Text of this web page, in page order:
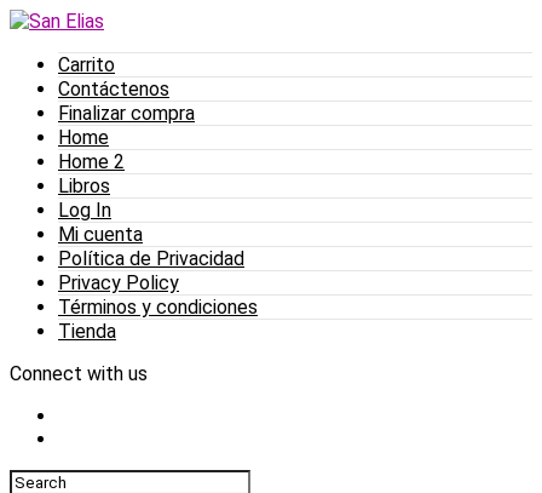
Carrito
Contáctenos
Finalizar compra
Home
Home 2
Libros
Log In
Mi cuenta
Política de Privacidad
Privacy Policy
Términos y condiciones
Tienda
Connect with us